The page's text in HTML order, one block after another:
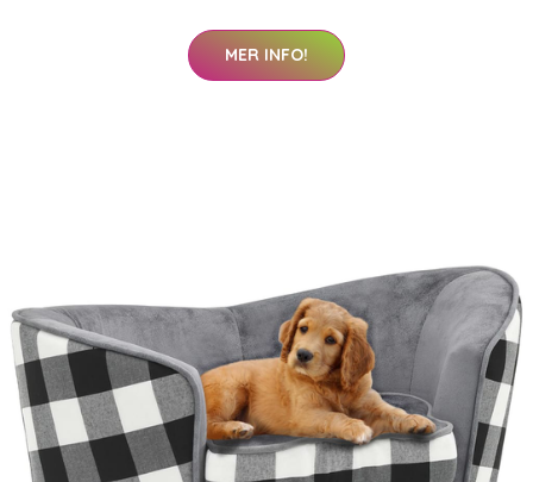
MER INFO!